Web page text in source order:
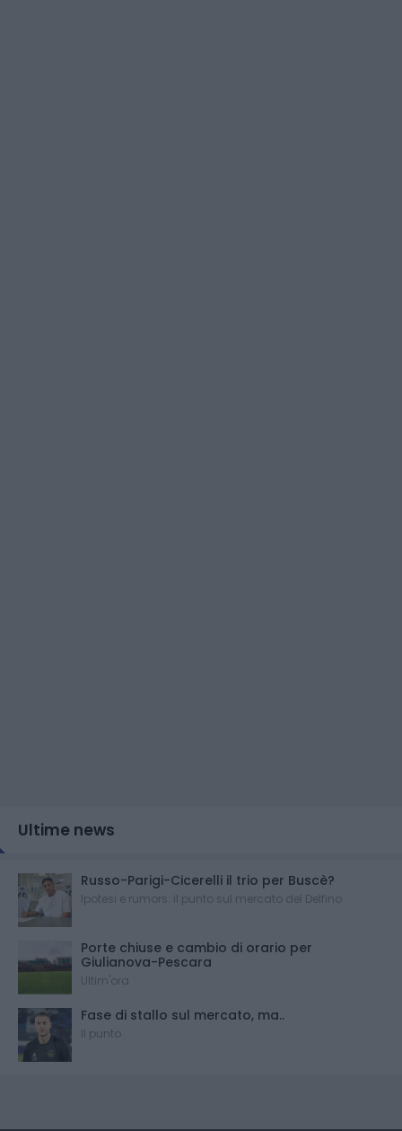
Ultime news
Russo-Parigi-Cicerelli il trio per Buscè?
Ipotesi e rumors: il punto sul mercato del Delfino
Porte chiuse e cambio di orario per
Giulianova-Pescara
Ultim'ora
Fase di stallo sul mercato, ma..
Il punto